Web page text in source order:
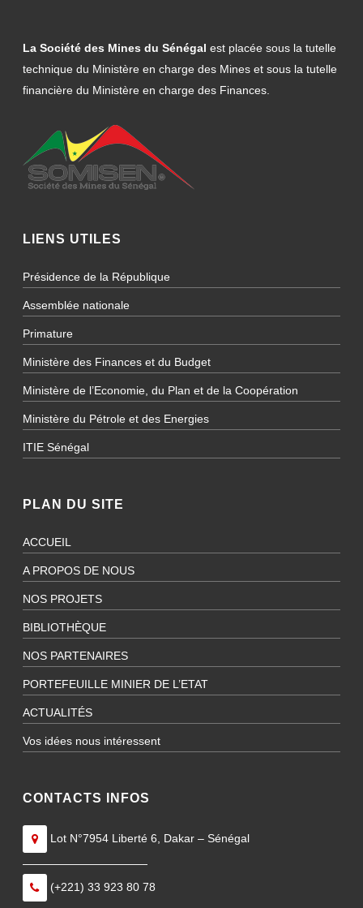
La Société des Mines du Sénégal est placée sous la tutelle
technique du Ministère en charge des Mines et sous la tutelle
financière du Ministère en charge des Finances.
LIENS UTILES
Présidence de la République
Assemblée nationale
Primature
Ministère des Finances et du Budget
Ministère de l’Economie, du Plan et de la Coopération
Ministère du Pétrole et des Energies
ITIE Sénégal
PLAN DU SITE
ACCUEIL
A PROPOS DE NOUS
NOS PROJETS
BIBLIOTHÈQUE
NOS PARTENAIRES
PORTEFEUILLE MINIER DE L’ETAT
ACTUALITÉS
Vos idées nous intéressent
CONTACTS INFOS
Lot N°7954 Liberté 6, Dakar – Sénégal
———————————
(+221) 33 923 80 78